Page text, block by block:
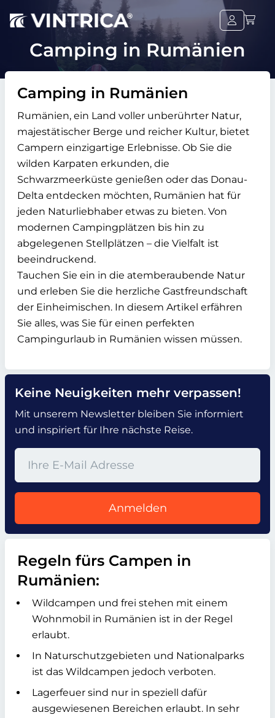
Camping in Rumänien
Camping in Rumänien
Rumänien, ein Land voller unberührter Natur,
majestätischer Berge und reicher Kultur, bietet
Campern einzigartige Erlebnisse. Ob Sie die
wilden Karpaten erkunden, die
Schwarzmeerküste genießen oder das Donau-
Delta entdecken möchten, Rumänien hat für
jeden Naturliebhaber etwas zu bieten. Von
modernen Campingplätzen bis hin zu
abgelegenen Stellplätzen – die Vielfalt ist
beeindruckend.
Tauchen Sie ein in die atemberaubende Natur
und erleben Sie die herzliche Gastfreundschaft
der Einheimischen. In diesem Artikel erfähren
Sie alles, was Sie für einen perfekten
Campingurlaub in Rumänien wissen müssen.
Keine Neuigkeiten mehr verpassen!
Mit unserem Newsletter bleiben Sie informiert
und inspiriert für Ihre nächste Reise.
Anmelden
Regeln fürs Campen in
Rumänien:
Wildcampen und frei stehen mit einem
Wohnmobil in Rumänien ist in der Regel
erlaubt.
In Naturschutzgebieten und Nationalparks
ist das Wildcampen jedoch verboten.
Lagerfeuer sind nur in speziell dafür
ausgewiesenen Bereichen erlaubt. In sehr